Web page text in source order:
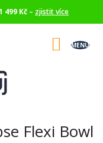
499 Kč – zjistit více
Flexi Bowl